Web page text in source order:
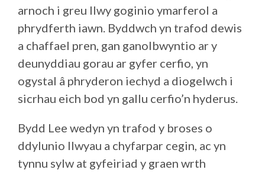
arnoch i greu llwy goginio ymarferol a
phrydferth iawn. Byddwch yn trafod dewis
a chaffael pren, gan ganolbwyntio ar y
deunyddiau gorau ar gyfer cerfio, yn
ogystal â phryderon iechyd a diogelwch i
sicrhau eich bod yn gallu cerfio’n hyderus.
Bydd Lee wedyn yn trafod y broses o
ddylunio llwyau a chyfarpar cegin, ac yn
tynnu sylw at gyfeiriad y graen wrth